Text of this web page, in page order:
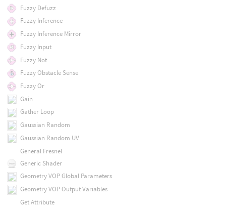
Fuzzy Defuzz
Fuzzy Inference
Fuzzy Inference Mirror
Fuzzy Input
Fuzzy Not
Fuzzy Obstacle Sense
Fuzzy Or
Gain
Gather Loop
Gaussian Random
Gaussian Random UV
General Fresnel
Generic Shader
Geometry VOP Global Parameters
Geometry VOP Output Variables
Get Attribute